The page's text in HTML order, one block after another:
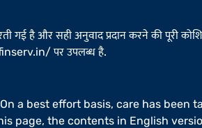
गई है और सही अनुवाद प्रदान करने की पूरी
पर उपलब्ध है.
a best effort basis, care has
page, the contents in English